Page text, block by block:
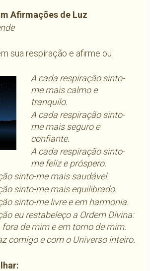
Afirmações de Luz
sua respiração e afirme ou
A cada respiração sinto-
me mais calmo e
tranquilo.
A cada respiração sinto-
me mais seguro e
confiante.
A cada respiração sinto-
me feliz e próspero.
sinto-me mais saudável.
sinto-me mais equilibrado.
sinto-me livre e em harmonia.
eu restabeleço a Ordem Divina:
de mim e em torno de mim.
comigo e com o Universo inteiro.